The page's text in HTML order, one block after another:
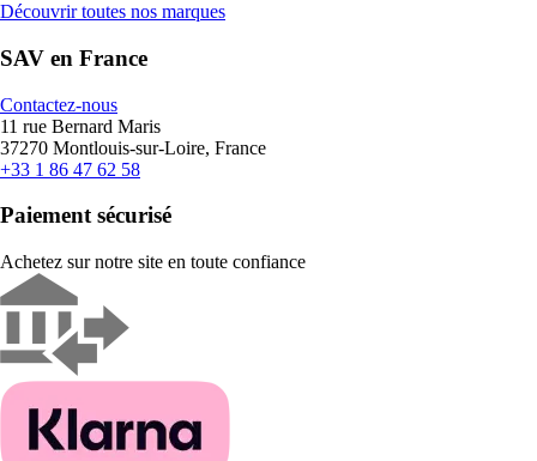
Découvrir toutes nos marques
SAV en France
Contactez-nous
11 rue Bernard Maris
37270 Montlouis-sur-Loire, France
+33 1 86 47 62 58
Paiement sécurisé
Achetez sur notre site en toute confiance